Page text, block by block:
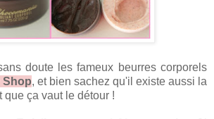
doute les fameux beurres corporels
Shop, et bien sachez qu'il existe aussi la
que ça vaut le détour !